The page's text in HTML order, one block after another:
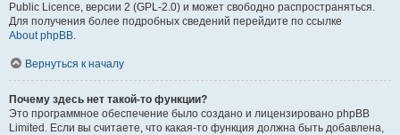
Public Licence, версии 2 (GPL-2.0) и может свободно распространяться.
Для получения более подробных сведений перейдите по ссылке
About phpBB.
Вернуться к началу
Почему здесь нет такой-то функции?
Это программное обеспечение было создано и лицензировано phpBB
Limited. Если вы считаете, что какая-то функция должна быть добавлена,